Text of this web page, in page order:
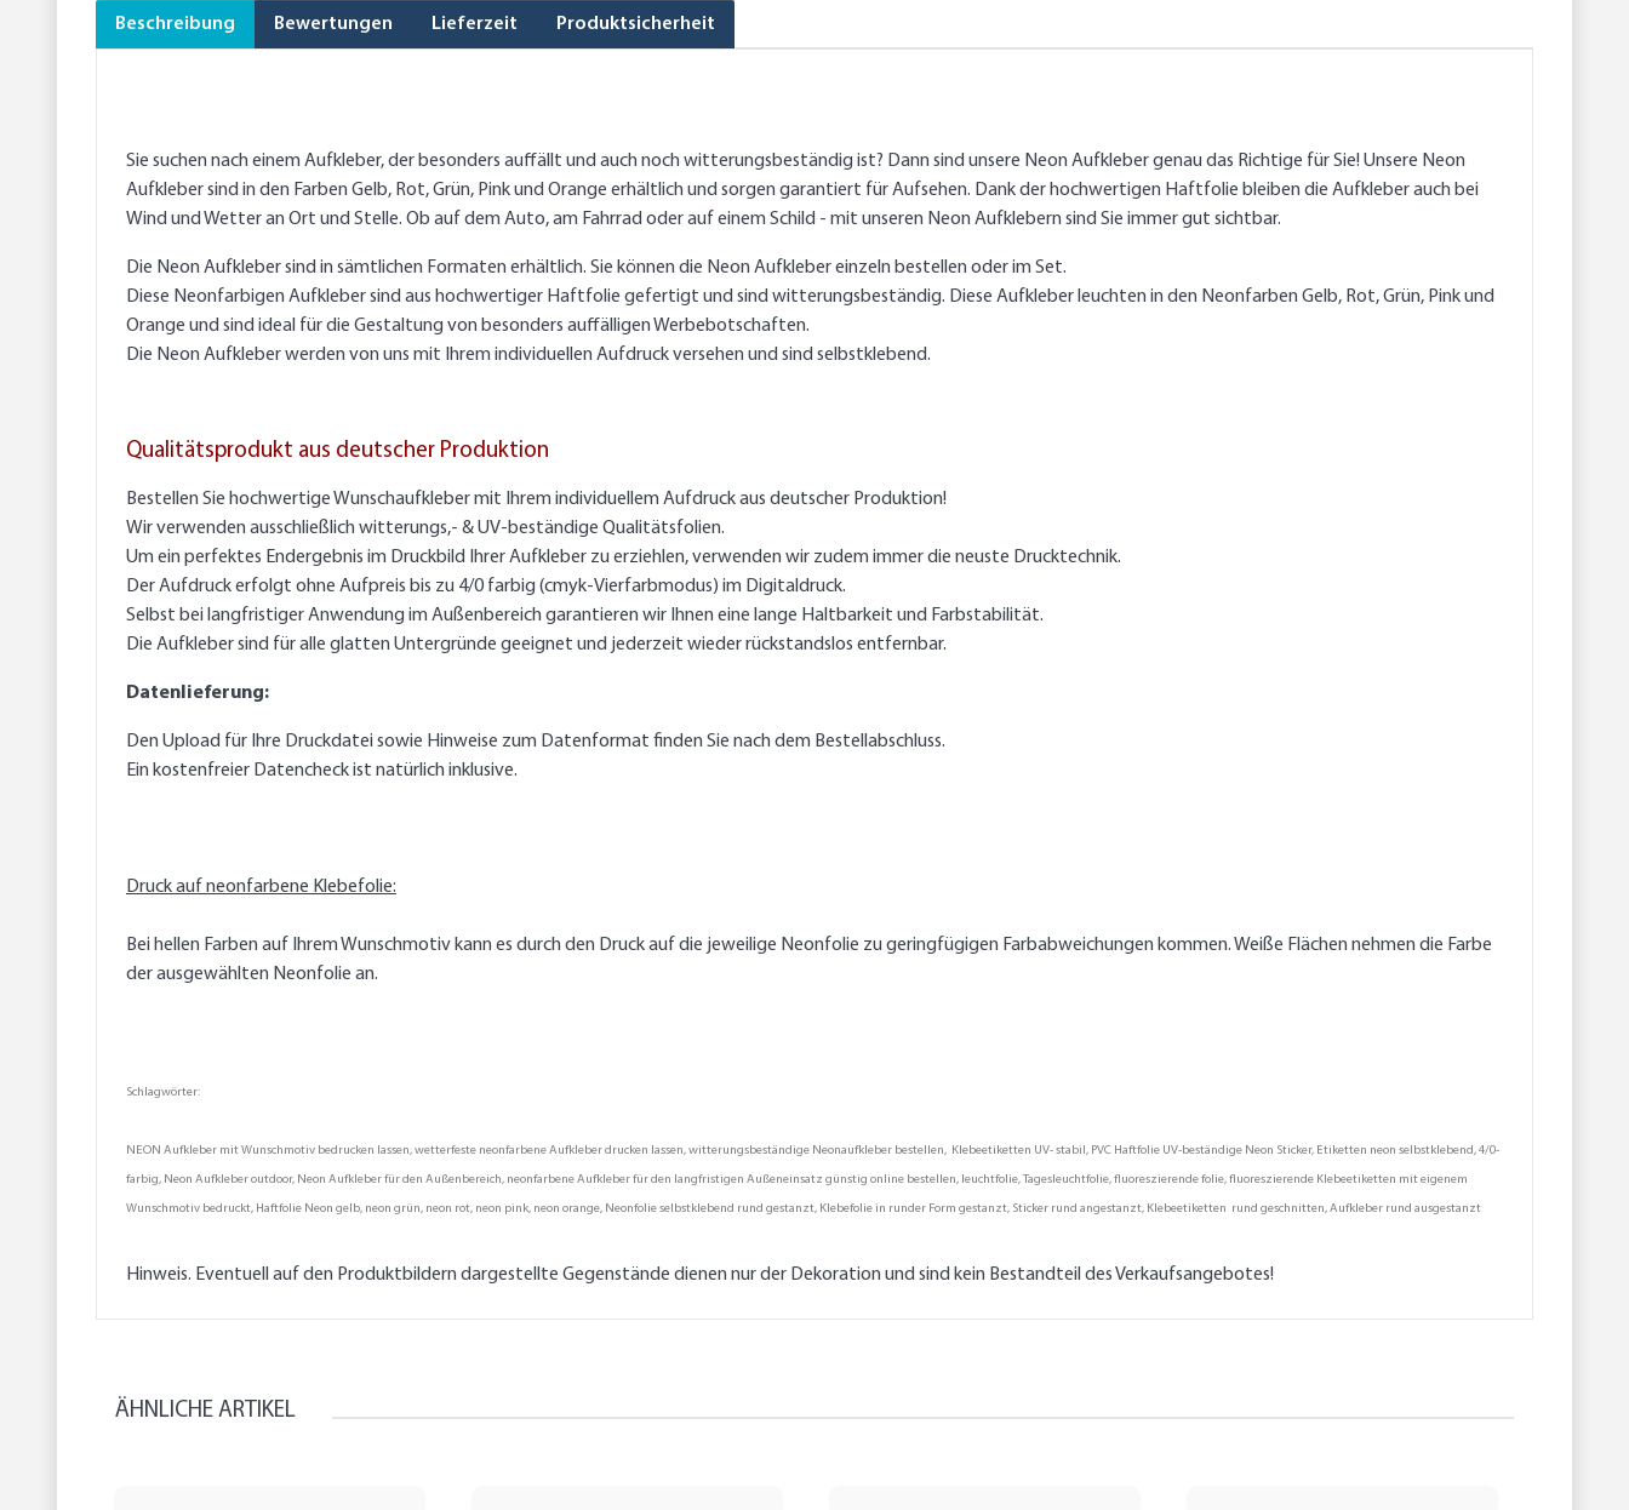
Beschreibung Bewertungen Lieferzeit Produktsicherheit
Sie suchen nach einem Aufkleber, der besonders auffällt und auch noch witterungsbeständig ist? Dann sind unsere Neon Aufkleber genau das Richtige für Sie! Unsere Neon
Aufkleber sind in den Farben Gelb, Rot, Grün, Pink und Orange erhältlich und sorgen garantiert für Aufsehen. Dank der hochwertigen Haftfolie bleiben die Aufkleber auch bei
Wind und Wetter an Ort und Stelle. Ob auf dem Auto, am Fahrrad oder auf einem Schild - mit unseren Neon Aufklebern sind Sie immer gut sichtbar.
Die Neon Aufkleber sind in sämtlichen Formaten erhältlich. Sie können die Neon Aufkleber einzeln bestellen oder im Set.
Diese Neonfarbigen Aufkleber sind aus hochwertiger Haftfolie gefertigt und sind witterungsbeständig. Diese Aufkleber leuchten in den Neonfarben Gelb, Rot, Grün, Pink und
Orange und sind ideal für die Gestaltung von besonders auffälligen Werbebotschaften.
Die Neon Aufkleber werden von uns mit Ihrem individuellen Aufdruck versehen und sind selbstklebend.
Qualitätsprodukt aus deutscher Produktion
Bestellen Sie hochwertige Wunschaufkleber mit Ihrem individuellem Aufdruck aus deutscher Produktion!
Wir verwenden ausschließlich witterungs,- & UV-beständige Qualitätsfolien.
Um ein perfektes Endergebnis im Druckbild Ihrer Aufkleber zu erziehlen, verwenden wir zudem immer die neuste Drucktechnik.
Der Aufdruck erfolgt ohne Aufpreis bis zu 4/0 farbig (cmyk-Vierfarbmodus) im Digitaldruck.
Selbst bei langfristiger Anwendung im Außenbereich garantieren wir Ihnen eine lange Haltbarkeit und Farbstabilität.
Die Aufkleber sind für alle glatten Untergründe geeignet und jederzeit wieder rückstandslos entfernbar.
Datenlieferung:
Den Upload für Ihre Druckdatei sowie Hinweise zum Datenformat finden Sie nach dem Bestellabschluss.
Ein kostenfreier Datencheck ist natürlich inklusive.
Druck auf neonfarbene Klebefolie:
Bei hellen Farben auf Ihrem Wunschmotiv kann es durch den Druck auf die jeweilige Neonfolie zu geringfügigen Farbabweichungen kommen. Weiße Flächen nehmen die Farbe
der ausgewählten Neonfolie an.
Schlagwörter:
NEON Aufkleber mit Wunschmotiv bedrucken lassen, wetterfeste neonfarbene Aufkleber drucken lassen, witterungsbeständige Neonaufkleber bestellen, Klebeetiketten UV- stabil, PVC Haftfolie UV-beständige Neon Sticker, Etiketten neon selbstklebend, 4/0-
farbig, Neon Aufkleber outdoor, Neon Aufkleber für den Außenbereich, neonfarbene Aufkleber für den langfristigen Außeneinsatz günstig online bestellen, leuchtfolie, Tagesleuchtfolie, fluoreszierende folie, fluoreszierende Klebeetiketten mit eigenem
Wunschmotiv bedruckt, Haftfolie Neon gelb, neon grün, neon rot, neon pink, neon orange, Neonfolie selbstklebend rund gestanzt, Klebefolie in runder Form gestanzt, Sticker rund angestanzt, Klebeetiketten rund geschnitten, Aufkleber rund ausgestanzt
Hinweis. Eventuell auf den Produktbildern dargestellte Gegenstände dienen nur der Dekoration und sind kein Bestandteil des Verkaufsangebotes!
ÄHNLICHE ARTIKEL